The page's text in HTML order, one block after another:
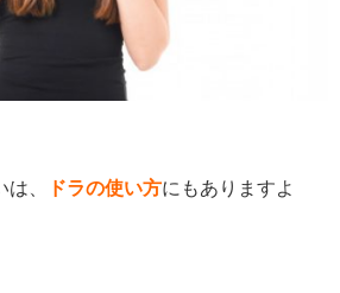
、 ドラの使い方にもありますよ